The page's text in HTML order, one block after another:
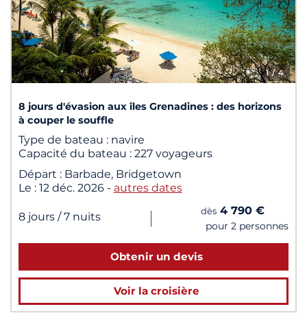
1/ 4
8 jours d'évasion aux îles Grenadines : des horizons
à couper le souffle
Type de bateau : navire
Capacité du bateau : 227 voyageurs
Départ : Barbade, Bridgetown
Le : 12 déc. 2026 - autres dates
8 jours / 7 nuits | dès 4 790 €
pour 2 personnes
Obtenir un devis
Voir la croisière